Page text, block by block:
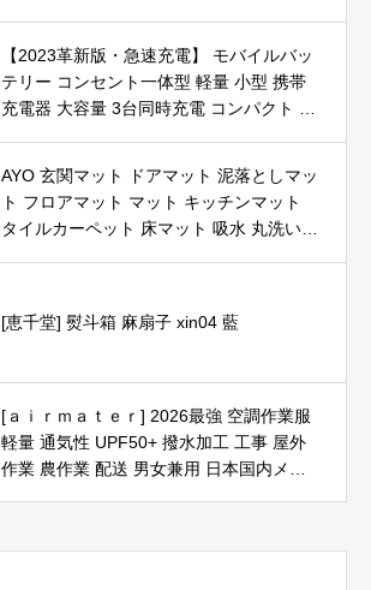
【2023革新版・急速充電】 モバイルバッ
テリー コンセント一体型 軽量 小型 携帯
充電器 大容量 3台同時充電 コンパクト 折
最大3A出力 6000mAh モバイル充電器 iPh
one/Android/Airpods/スマートウォッチ充
電可能 旅行/出張/緊急災害/アウトドア/キ
ャンプ/停電対策 機内持込可能 持ち運び便
AYO 玄関マット ドアマット 泥落としマッ
ト フロアマット マット キッチンマット
タイルカーペット 床マット 吸水 丸洗い
[恵千堂] 熨斗箱 麻扇子 xin04 藍
[ａｉｒｍａｔｅｒ] 2026最強 空調作業服
軽量 通気性 UPF50+ 撥水加工 工事 屋外
作業 農作業 配送 男女兼用 日本国内メー